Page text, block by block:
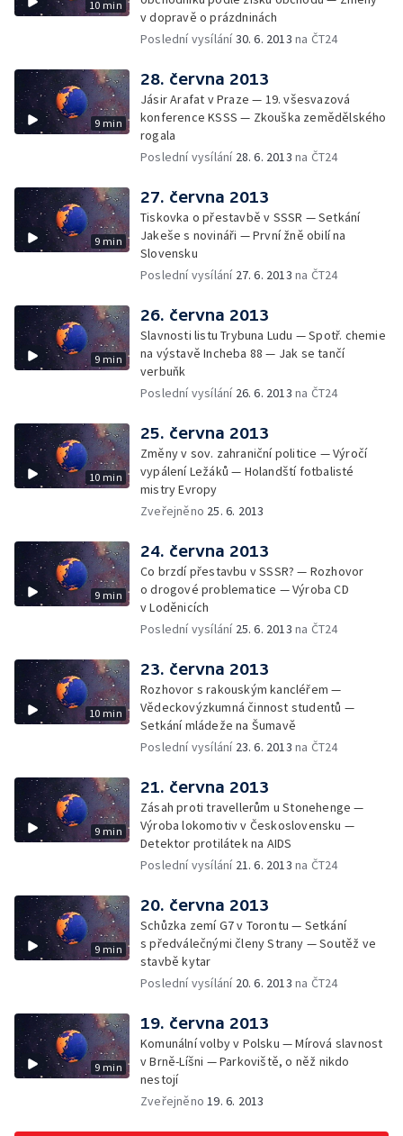
10 min
v dopravě o prázdninách
Poslední vysílání30. 6. 2013 na ČT24
9 min
28. června 2013
Jásir Arafat v Praze — 19. všesvazová
konference KSSS — Zkouška zemědělského
rogala
Poslední vysílání 28. 6. 2013 na ČT24
9 min
27. června 2013
Tiskovka o přestavbě v SSSR — Setkání
Jakeše s novináři — První žně obilí na
Slovensku
Poslední vysílání 27. 6. 2013 na ČT24
9 min
26. června 2013
Slavnosti listu Trybuna Ludu — Spotř. chemie
na výstavě Incheba 88 — Jak se tančí
verbuňk
Poslední vysílání 26. 6. 2013 na ČT24
10 min
25. června 2013
Změny v sov. zahraniční politice — Výročí
vypálení Ležáků — Holandští fotbalisté
mistry Evropy
Zveřejněno 25. 6. 2013
9 min
24. června 2013
Co brzdí přestavbu v SSSR? — Rozhovor
o drogové problematice — Výroba CD
v Loděnicích
Poslední vysílání 25. 6. 2013 na ČT24
10 min
23. června 2013
Rozhovor s rakouským kancléřem —
Vědeckovýzkumná činnost studentů —
Setkání mládeže na Šumavě
Poslední vysílání 23. 6. 2013 na ČT24
9 min
21. června 2013
Zásah proti travellerům u Stonehenge —
Výroba lokomotiv v Československu —
Detektor protilátek na AIDS
Poslední vysílání 21. 6. 2013 na ČT24
9 min
20. června 2013
Schůzka zemí G7 v Torontu — Setkání
s předválečnými členy Strany — Soutěž ve
stavbě kytar
Poslední vysílání 20. 6. 2013 na ČT24
9 min
19. června 2013
Komunální volby v Polsku — Mírová slavnost
v Brně-Líšni — Parkoviště, o něž nikdo
nestojí
Zveřejněno19. 6. 2013